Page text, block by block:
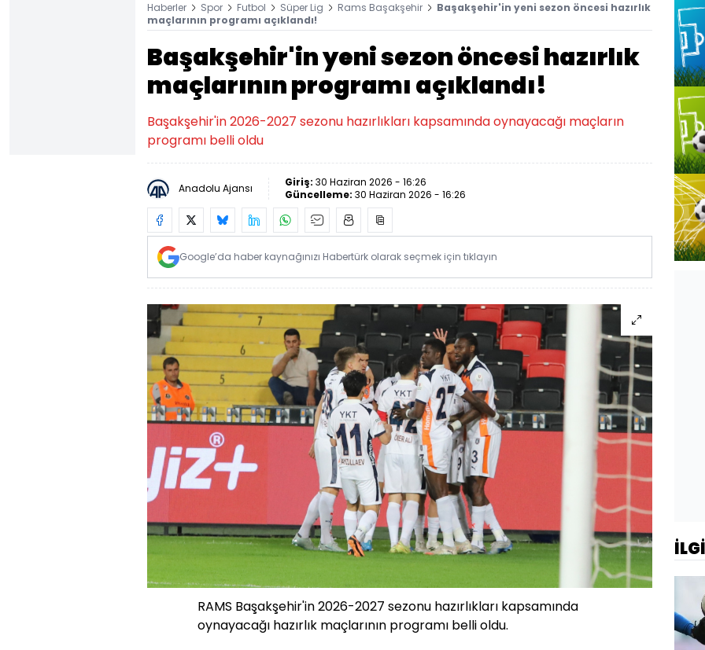
Haberler Spor Futbol Süper Lig Rams Başakşehir
Başakşehir'in yeni sezon öncesi hazırlık
maçlarının programı açıklandı!
Başakşehir'in yeni sezon öncesi hazırlık
maçlarının programı açıklandı!
Başakşehir'in 2026-2027 sezonu hazırlıkları kapsamında oynayacağı maçların
programı belli oldu
Anadolu Ajansı Giriş: 30 Haziran 2026 - 16:26
Güncelleme: 30 Haziran 2026 - 16:26
Google’da haber kaynağınızı Habertürk olarak seçmek için tıklayın
RAMS Başakşehir'in 2026-2027 sezonu hazırlıkları kapsamında
oynayacağı hazırlık maçlarının programı belli oldu.